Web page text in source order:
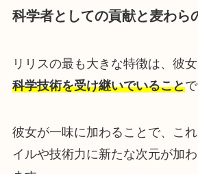
科学者としての貢献と麦わら
リリスの最も大きな特徴は、彼
科学技術を受け継いでいることで
彼女が一味に加わることで、こ
イルや技術力に新たな次元が加